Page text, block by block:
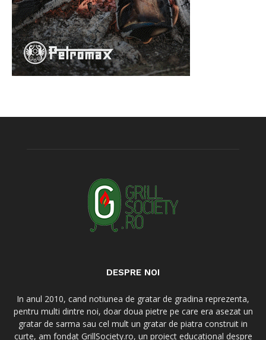
DESPRE NOI
In anul 2010, cand notiunea de gratar de gradina reprezenta,
pentru multi dintre noi, doar doua pietre pe care era asezat un
gratar de sarma sau cel mult un gratar de piatra construit in
curte, am fondat GrillSociety.ro, un proiect educational despre